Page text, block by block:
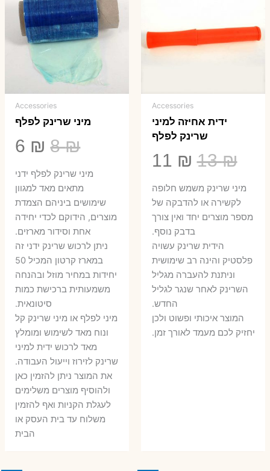
Accessories
ידית אחיזה למיני
שרינק לפלף
13₪
המחיר
המקורי
היה:
13 ₪.
11 ₪
הוא:
​מיני שרינק משמש חלופה
לקשירה או להדבקה של
מספר מוצרים יחד ואין צורך
בדבק נוסף.
הידית שרינק עשויה
פלסטיק והינה רב שימושית
וניתנת להעברה מגליל
השרינק לאחר שנגר לגליל
החדש.
המוצר איכותי ופשוט ולכן
יחזיק לכם מעמד לאורך זמן.
Accessories
מיני שרינק לפלף
8₪
היה:
8 ₪.
6 ₪
6 ₪.
מיני שרינק לפלף ידני
מתאים מאד למגוון
שימושים ביניהם הצמדת
מוצרים, הידוקם לכדי יחידה
אחת וסידור מארזים.
ניתן לרכוש שרינק ידני זה
במארז קרטון המכיל 50
יחידות במחיר מוזל ובהנחה
משמעותית ברכישת כמות
סיטונאית.
מיני לפלף או מיני שרינק קל
ונוח מאד לשימוש ומומלץ
מאד לרכוש ידית למיני
שרינק לזירוז וייעול העבודה.
את המוצר ניתן להזמין כאן
ולהוסיף מוצרים משלימים
לעגלת הקניות ואף להזמין
משלוח עד בית העסק או
הבית